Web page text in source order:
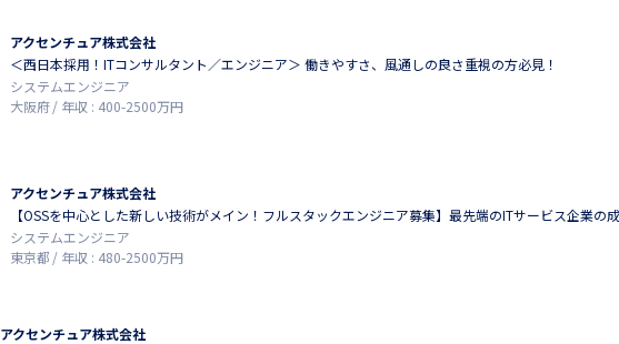
アクセンチュア株式会社
＜西日本採用！ITコンサルタント／エンジニア＞ 働きやすさ、風通しの良さ重視の方必見！
システムエンジニア
大阪府
年収 : 400-2500万円
アクセンチュア株式会社
【OSSを中心とした新しい技術がメイン！フルスタックエンジニア募集】最先端のITサービス企業の
システムエンジニア
東京都
年収 : 480-2500万円
アクセンチュア株式会社